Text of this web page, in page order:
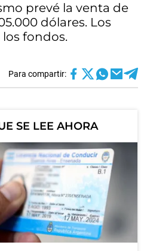
prevé la venta de
dólares. Los
fondos.
Para compartir:
SE LEE AHORA